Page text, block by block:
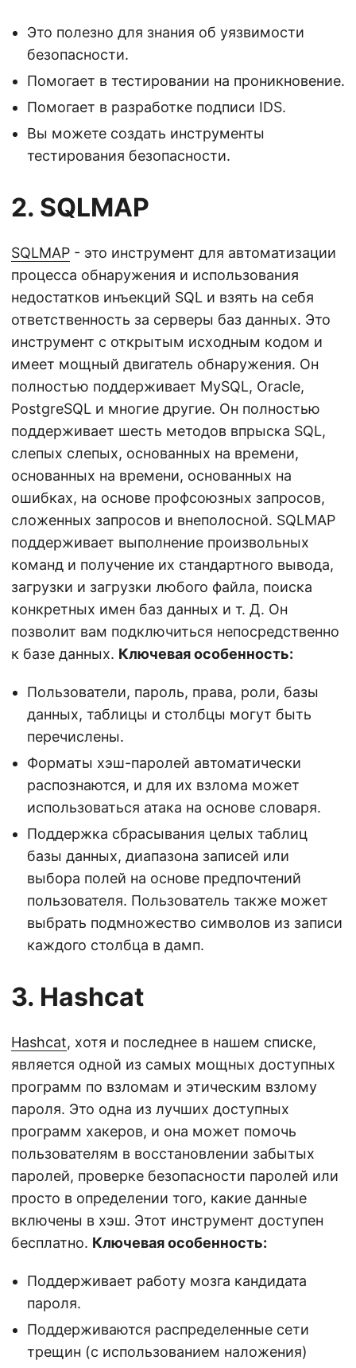
Это полезно для знания об уязвимости
безопасности.
Помогает в тестировании на проникновение.
Помогает в разработке подписи IDS.
Вы можете создать инструменты
тестирования безопасности.
2. SQLMAP
SQLMAP - это инструмент для автоматизации
процесса обнаружения и использования
недостатков инъекций SQL и взять на себя
ответственность за серверы баз данных. Это
инструмент с открытым исходным кодом и
имеет мощный двигатель обнаружения. Он
полностью поддерживает MySQL, Oracle,
PostgreSQL и многие другие. Он полностью
поддерживает шесть методов впрыска SQL,
слепых слепых, основанных на времени,
основанных на времени, основанных на
ошибках, на основе профсоюзных запросов,
сложенных запросов и внеполосной. SQLMAP
поддерживает выполнение произвольных
команд и получение их стандартного вывода,
загрузки и загрузки любого файла, поиска
конкретных имен баз данных и т. Д. Он
позволит вам подключиться непосредственно
к базе данных. Ключевая особенность:
Пользователи, пароль, права, роли, базы
данных, таблицы и столбцы могут быть
перечислены.
Форматы хэш-паролей автоматически
распознаются, и для их взлома может
использоваться атака на основе словаря.
Поддержка сбрасывания целых таблиц
базы данных, диапазона записей или
выбора полей на основе предпочтений
пользователя. Пользователь также может
выбрать подмножество символов из записи
каждого столбца в дамп.
3. Hashcat
Hashcat, хотя и последнее в нашем списке,
является одной из самых мощных доступных
программ по взломам и этическим взлому
пароля. Это одна из лучших доступных
программ хакеров, и она может помочь
пользователям в восстановлении забытых
паролей, проверке безопасности паролей или
просто в определении того, какие данные
включены в хэш. Этот инструмент доступен
бесплатно. Ключевая особенность:
Поддерживает работу мозга кандидата
пароля.
Поддерживаются распределенные сети
трещин (с использованием наложения)